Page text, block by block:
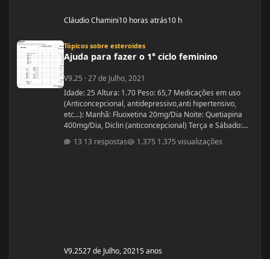
Cláudio Chamini10 horas atrás10 h
Tópicos sobre esteroides
Ajuda para fazer o 1° ciclo feminino
V9.25 ·27 de Julho, 2021
Idade: 25 Altura: 1.70 Peso: 65,7 Medicações em uso
(Anticoncepcional, antidepressivo,anti hipertensivo,
etc...): Manhã: Fluoxetina 20mg/Dia Noite: Quetiapina
400mg/Dia, Diclin (anticoncepcional) Terça e Sábado:
cirurgias: Frequentemente tenho hipoglicemia oque faz
13 respostas 1.375 visualizações
V9.2527 de Julho, 20215 anos